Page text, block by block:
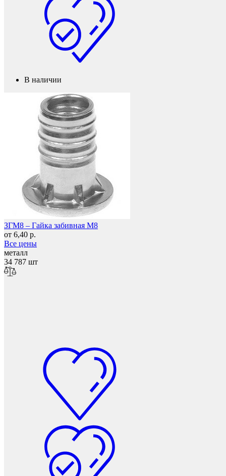
Подпятники
В наличии
ЗГМ8 – Гайка забивная М8
от 6,40 р.
Все цены
металл
34 787 шт